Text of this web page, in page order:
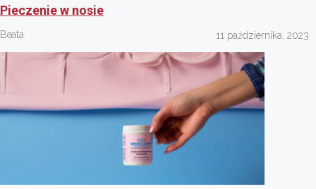
Pieczenie w nosie
Beata 11 października, 2023